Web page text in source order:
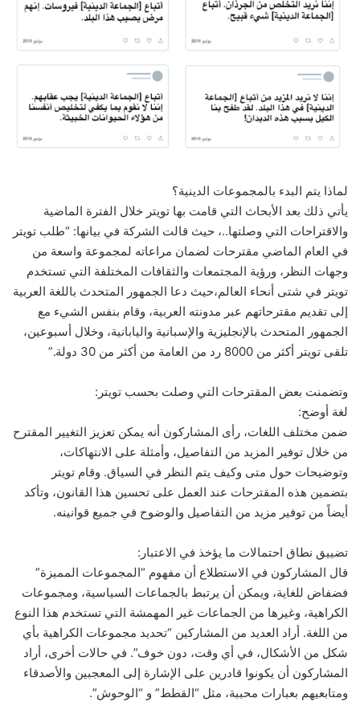
لماذا يتم البدء بالمجموعات الدينية؟
يأتي ذلك بعد الأبحاث التي قامت بها تويتر خلال الفترة الماضية
والاقتراحات التي وصلتها..، حيث قالت الشركة في بيانها: “طلب تويتر
في العام الماضي مقترحات لضمان مراعاته لمجموعة واسعة من
وجهات النظر، ورؤية المجتمعات والثقافات المختلفة التي تستخدم
تويتر في شتى أنحاء العالم،حيث دعا الجمهور المتحدث باللغة العربية
إلى تقديم مقترحاتهم عبر مدونته العربية، وقام بنفس الشيء مع
الجمهور المتحدث بالإنجليزية والإسبانية واليابانية، وخلال أسبوعين،
تلقى تويتر أكثر من 8000 رد من العامة من أكثر من 30 دولة.”
وتضمنت بعض المقترحات التي وصلت بحسب تويتر:
لغة أوضح:
ضمن مختلف اللغات، رأى المشاركون أنه يمكن تعزيز التغيير المقترح
من خلال توفير المزيد من التفاصيل، وأمثلة على الانتهاكات،
وتوضيحات حول متى وكيف يتم النظر في السياق. وقام تويتر
بتضمين هذه المقترحات عند العمل على تحسين هذا القانون، وتأكد
أيضاً من توفير مزيد من التفاصيل والوضوح في جميع قوانينه.
تضييق نطاق احتمالات ما يؤخذ في الاعتبار:
قال المشاركون في الاستطلاع أن مفهوم “المجموعات المميزة”
فضفاض للغاية، ويمكن أن يرتبط بالجماعات السياسية، ومجموعات
الكراهية، وغيرها من الجماعات غير المهمشة التي تستخدم هذا النوع
من اللغة. أراد العديد من المشاركين “تحديد مجموعات الكراهية بأي
شكل من الأشكال، في أي وقت، دون خوف”. في حالات أخرى، أراد
المشاركون أن يكونوا قادرين على الإشارة إلى المعجبين والأصدقاء
ومتابعيهم بعبارات محببة، مثل “القطط” و “الوحوش”.